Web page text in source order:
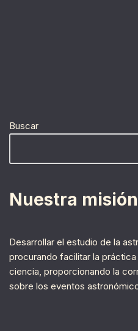
Buscar
Nuestra misión
Desarrollar el estudio de la
procurando facilitar la
ciencia, proporcionando la
sobre los eventos